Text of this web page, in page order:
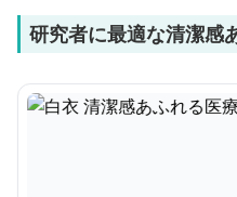
研究者に最適な清潔感